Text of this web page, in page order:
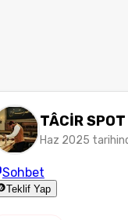
TÂCİR
Haz 2025
Sohbet
Teklif Yap